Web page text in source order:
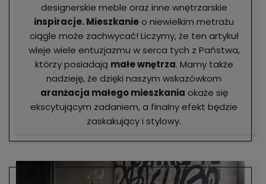
designerskie meble oraz inne wnętrzarskie
inspiracje. Mieszkanieo niewielkim metrażu
ciągle może zachwycać! Liczymy, że ten artykuł
wleje wiele entuzjazmu w serca tych z Państwa,
którzy posiadają małe wnętrza. Mamy także
nadzieję, że dzięki naszym wskazówkom
aranżacja małego mieszkania okaże się
ekscytującym zadaniem, a finalny efekt będzie
zaskakujący i stylowy.